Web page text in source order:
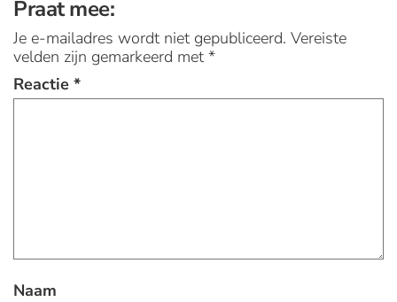
Praat mee:
Je e-mailadres wordt niet gepubliceerd. Vereiste
velden zijn gemarkeerd met *
Reactie *
Naam